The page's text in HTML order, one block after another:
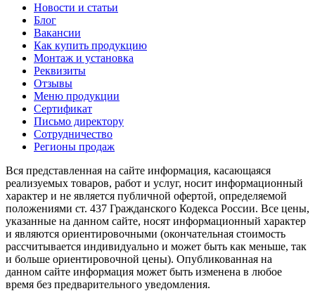
Новости и статьи
Блог
Вакансии
Как купить продукцию
Монтаж и установка
Реквизиты
Отзывы
Меню продукции
Сертификат
Письмо директору
Сотрудничество
Регионы продаж
Вся представленная на сайте информация, касающаяся
реализуемых товаров, работ и услуг, носит информационный
характер и не является публичной офертой, определяемой
положениями ст. 437 Гражданского Кодекса России. Все цены,
указанные на данном сайте, носят информационный характер
и являются ориентировочными (окончательная стоимость
рассчитывается индивидуально и может быть как меньше, так
и больше ориентировочной цены). Опубликованная на
данном сайте информация может быть изменена в любое
время без предварительного уведомления.